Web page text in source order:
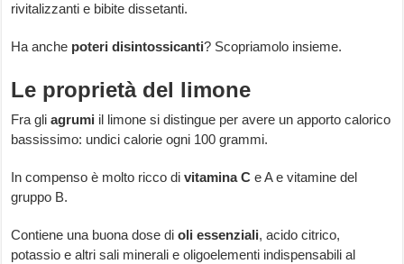
rivitalizzanti e bibite dissetanti.
Ha anche poteri disintossicanti? Scopriamolo insieme.
Le proprietà del limone
Fra gliagrumi il limone si distingue per avere un apporto calorico
bassissimo: undici calorie ogni 100 grammi.
In compenso è molto ricco divitamina C e A e vitamine del
gruppo B.
Contiene una buona dose dioli essenziali, acido citrico,
potassio e altri sali minerali e oligoelementi indispensabili al